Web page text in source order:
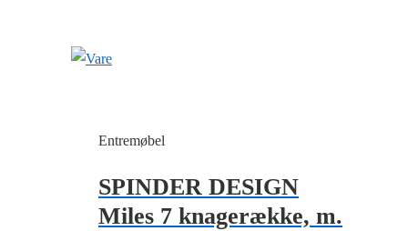
Entremøbel
SPINDER DESIGN
Miles 7 knagerække, m.